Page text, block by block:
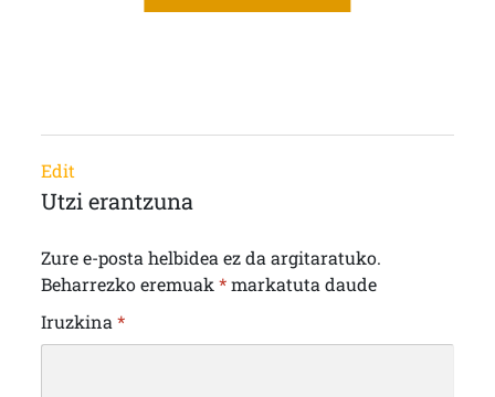
Edit
Utzi erantzuna
Zure e-posta helbidea ez da argitaratuko.
Beharrezko eremuak *markatuta daude
Iruzkina *